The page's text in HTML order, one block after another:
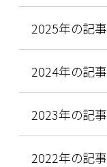
2025年の記事
2024年の記事
2023年の記事
2022年の記事